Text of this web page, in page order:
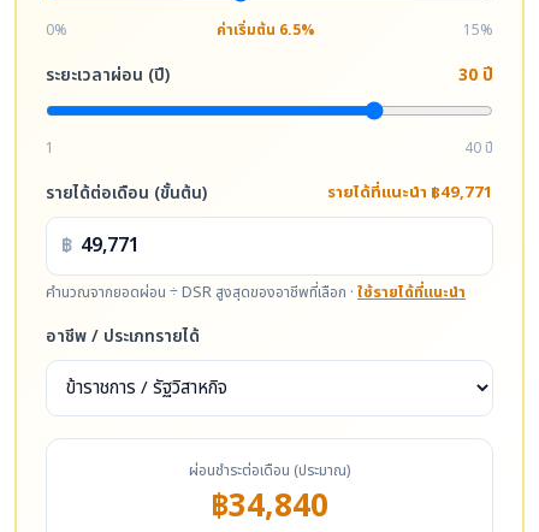
0% ค่าเริ่มต้น 6.5% 15%
ระยะเวลาผ่อน (ปี) 30 ปี
1 40 ปี
รายได้ต่อเดือน (ขั้นต้น) รายได้ที่แนะนำ ฿49,771
฿
คำนวณจากยอดผ่อน ÷ DSR สูงสุดของอาชีพที่เลือก · ใช้รายได้ที่แนะนำ
อาชีพ / ประเภทรายได้
ผ่อนชำระต่อเดือน (ประมาณ)
฿34,840